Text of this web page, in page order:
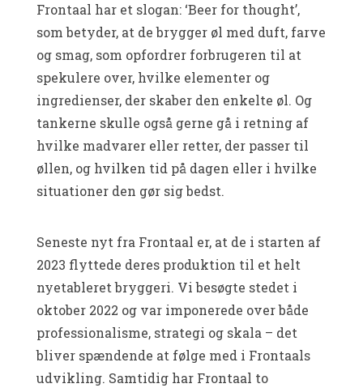
Frontaal har et slogan: ‘Beer for thought’,
som betyder, at de brygger øl med duft, farve
og smag, som opfordrer forbrugeren til at
spekulere over, hvilke elementer og
ingredienser, der skaber den enkelte øl. Og
tankerne skulle også gerne gå i retning af
hvilke madvarer eller retter, der passer til
øllen, og hvilken tid på dagen eller i hvilke
situationer den gør sig bedst.
Seneste nyt fra Frontaal er, at de i starten af
2023 flyttede deres produktion til et helt
nyetableret bryggeri. Vi besøgte stedet i
oktober 2022 og var imponerede over både
professionalisme, strategi og skala – det
bliver spændende at følge med i Frontaals
udvikling. Samtidig har Frontaal to